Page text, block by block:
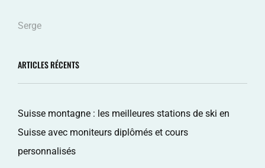
Serge
ARTICLES RÉCENTS
Suisse montagne : les meilleures stations de ski en
Suisse avec moniteurs diplômés et cours
personnalisés